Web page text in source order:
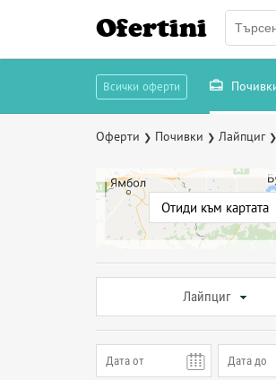
Ofertini
Всички оферти
Оферти ❯ Почивки ❯ Лайпциг ❯
Отиди към картата
Лайпциг